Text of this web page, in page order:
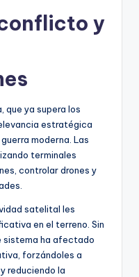
y
que ya supera los
estratégica
moderna. Las
terminales
controlar drones y
satelital les
en el terreno. Sin
sistema ha afectado
forzándoles a
reduciendo la